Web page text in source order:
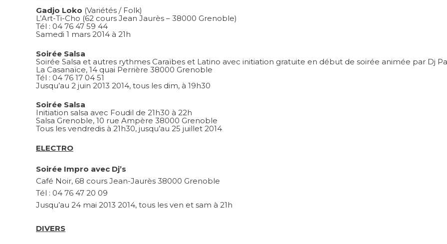
Gadjo Loko (Variétés / Folk)
L’Art-Ti-Cho (62 cours Jean Jaurès – 38000 Grenoble)
Tél : 04 76 47 59 44
Samedi 1 mars 2014 à 21h
Soirée Salsa
Soirée Salsa et autres rythmes Caraïbes et Latino avec initiation gratuite en début de soirée animée par Dj
La Casanaïce, 14 quai Perrière 38000 Grenoble
Tél : 04 76 17 04 51
Jusqu’au 2 juin 2013 2014, tous les dim, à 19h30
Soirée Salsa
Initiation salsa avec Foudil de 21h30 à 22h
Salsa Grenoble, 10 rue Ampère 38000 Grenoble
Tous les vendredis à 21h30, jusqu’au 25 juillet 2014
ELECTRO
Soirée Impro avec Dj’s
Café Noir, 68 cours Jean-Jaurès 38000 Grenoble
Tél : 04 76 47 20 09
Jusqu’au 24 mai 2013 2014, tous les ven et sam à 21h
DIVERS